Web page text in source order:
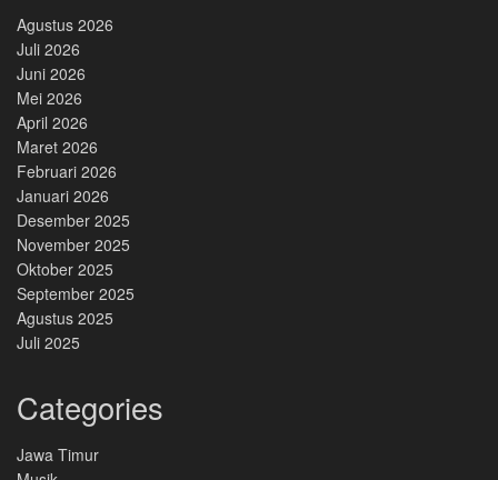
Agustus 2026
Juli 2026
Juni 2026
Mei 2026
April 2026
Maret 2026
Februari 2026
Januari 2026
Desember 2025
November 2025
Oktober 2025
September 2025
Agustus 2025
Juli 2025
Categories
Jawa Timur